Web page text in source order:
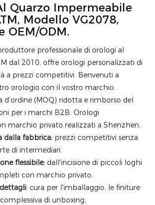
Quarzo Impermeabile
Modello VG2078,
OEM/ODM.
professionale di orologi al
dal 2010, offre orologi personalizzati di
a prezzi competitivi. Benvenuti a
orologio con il vostro marchio.
d'ordine (MOQ) ridotta e rimborso del
per i marchi B2B. Orologi
marchio privato realizzati a Shenzhen.
dalla fabbrica:prezzi competitivi senza
di intermediari.
flessibile:dall'incisione di piccoli loghi
con marchio privato.
cura per l'imballaggio, le finiture
di unboxing.